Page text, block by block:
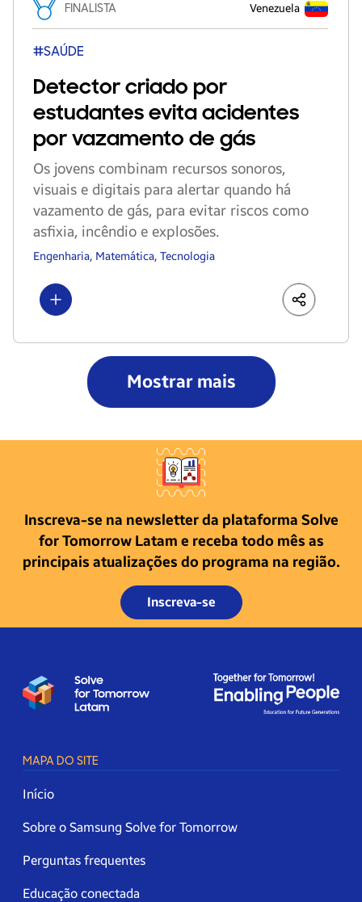
FINALISTA Venezuela
#SAÚDE
Detector criado por
estudantes evita acidentes
por vazamento de gás
Os jovens combinam recursos sonoros,
visuais e digitais para alertar quando há
vazamento de gás, para evitar riscos como
asfixia, incêndio e explosões.
Engenharia, Matemática, Tecnologia
Show more LinkedIn
Share
Mostrar mais
Inscreva-se na newsletter da plataforma Solve
for Tomorrow Latam e receba todo mês as
principais atualizações do programa na região.
Inscreva-se
MAPA DO SITE
Início
Sobre o Samsung Solve for Tomorrow
Perguntas frequentes
Educação conectada